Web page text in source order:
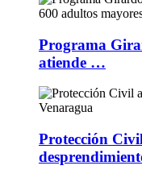
Programa
atiende …
Protección